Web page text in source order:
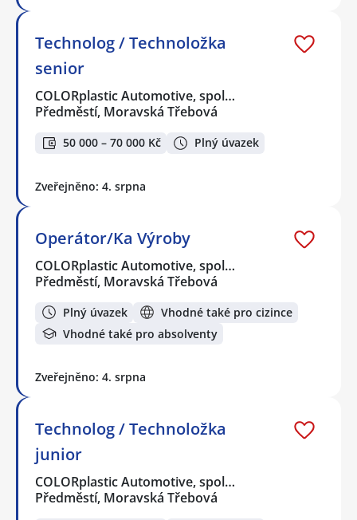
Technolog / Technoložka
senior
COLORplastic Automotive, spol…
Předměstí, Moravská Třebová
50 000 – 70 000 Kč Plný úvazek
Zveřejněno: 4. srpna
Operátor/Ka Výroby
COLORplastic Automotive, spol…
Předměstí, Moravská Třebová
Plný úvazek
Vhodné také pro cizince
Vhodné také pro absolventy
Zveřejněno: 4. srpna
Technolog / Technoložka
junior
COLORplastic Automotive, spol…
Předměstí, Moravská Třebová